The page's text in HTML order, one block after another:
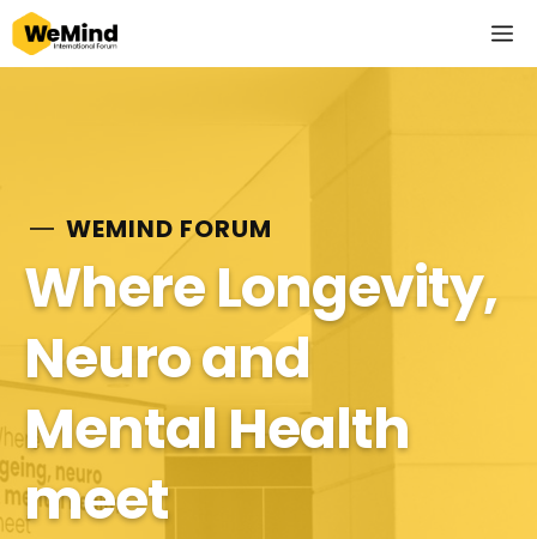
Saltar
al
WEMIND FORUM
Where Longevity,
Neuro and
Mental Health
meet